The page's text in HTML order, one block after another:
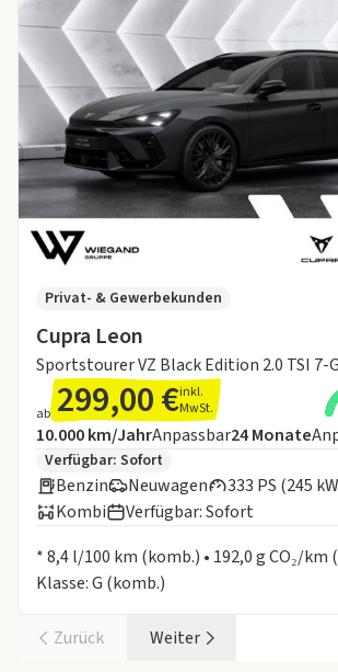
Cupra Leon
Privat- & Gewerbekunden
ab 299,00 €inkl.
MwSt.
Angebotsdetails:
Inklusive Laufleistung
10.000 km/JahrAnpassbarLaufzeit
24Monate
Zusätzliche Fahrzeuginformationen:
Verfügbar: Sofort
Benzin Neuwagen 333 PS (245
Kombi
Verfügbar: Sofort
* 8,4 l/100 km (komb.) • 192,0 g CO₂/km
Klasse: G (komb.)
Zurück Weiter